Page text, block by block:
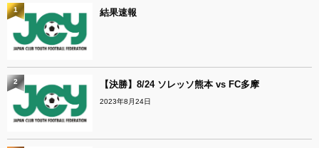
結果速報
1
【決勝】8/24 ソレッソ熊本 vs FC多摩
2023年8月24日
2